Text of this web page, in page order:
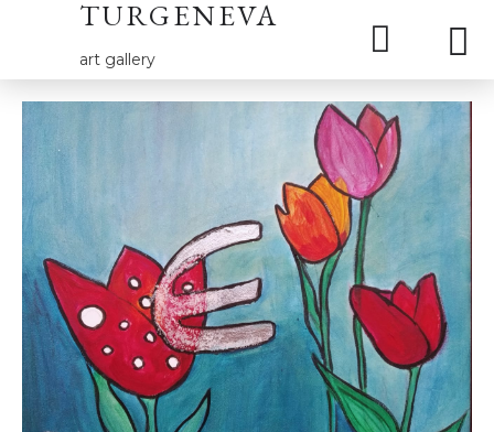
TURGENEVA
art gallery